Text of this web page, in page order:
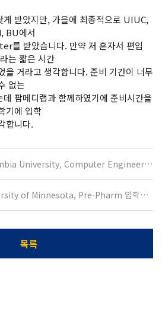
게 받았지만, 가을에 최종적으로 UIUC,
BU에서
받았습니다. 만약 저 혼자서 편입
는 짧은 시간
을 거라고 생각합니다. 준비 기간이 너무
없는
팜메디랩과 함께하였기에 준비시간을
기에 입학
합니다.
미국 Columbia University, Computer Engineering으로 편입학하는 신O영입니다
미국 University of Minnesota, Pre-Pharm 입학하는 홍O형입니다
목록